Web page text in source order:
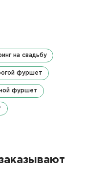
на свадьбу
фуршет
фуршет